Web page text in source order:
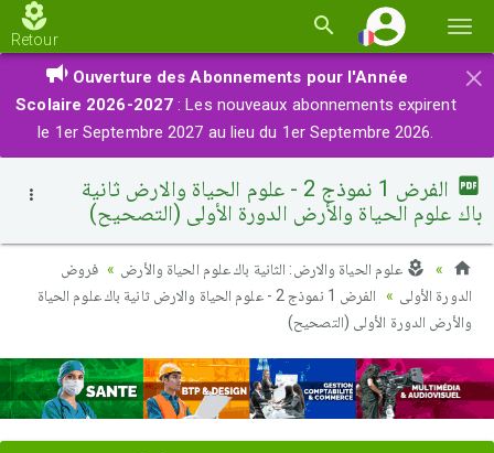
la
Retour
×
Ouverture des Abonnements pour l'Année
Scolaire 2026-2027 : Les nouveaux abonnements expirent
le 1er Septembre 2027 au lieu du 1er Septembre 2026.
الفرض 1 نموذج 2 - علوم الحياة والارض ثانية
باك علوم الحياة والأرض الدورة الأولى (التصحيح)
علوم الحياة والارض: الثانية باك علوم الحياة والأرض
فروض
الدورة الأولى
الفرض 1 نموذج 2 - علوم الحياة والارض ثانية باك علوم الحياة
والأرض الدورة الأولى (التصحيح)